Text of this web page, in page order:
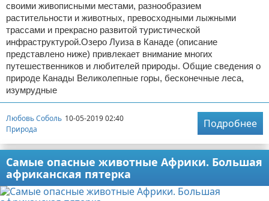
своими живописными местами, разнообразием
растительности и животных, превосходными лыжными
трассами и прекрасно развитой туристической
инфраструктурой.Озеро Луиза в Канаде (описание
представлено ниже) привлекает внимание многих
путешественников и любителей природы. Общие сведения о
природе Канады Великолепные горы, бесконечные леса,
изумрудные
Любовь Соболь 10-05-2019 02:40
Природа
Подробнее
Самые опасные животные Африки. Большая
африканская пятерка